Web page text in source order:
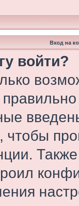
Вход на
войти?
чтобы